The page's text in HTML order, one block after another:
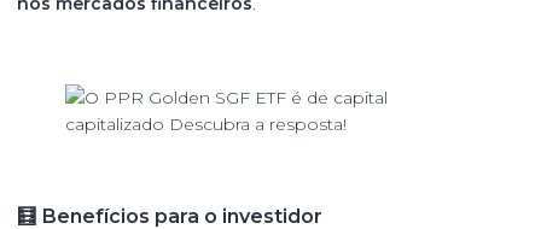
🧮 Benefícios para o investidor